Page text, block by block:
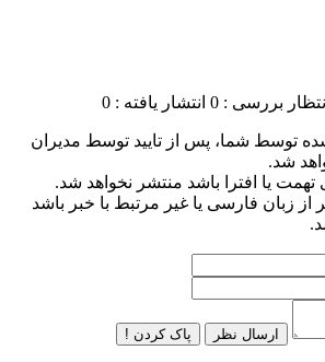
بررسی : 0 انتشار یافته : 0
توسط شما، پس از تایید توسط مدیران
شد.
یا افترا باشد منتشر نخواهد شد.
از زبان فارسی یا غیر مرتبط با خبر باشد
ارسال نظر پاک کردن !